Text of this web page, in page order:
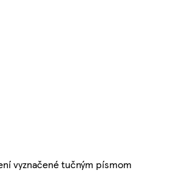
vyznačené tučným písmom